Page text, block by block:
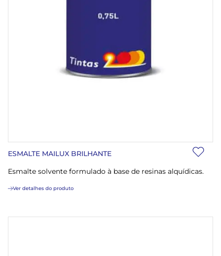
ESMALTE MAILUX BRILHANTE
Esmalte solvente formulado à base de resinas alquídicas.
Ver detalhes do produto